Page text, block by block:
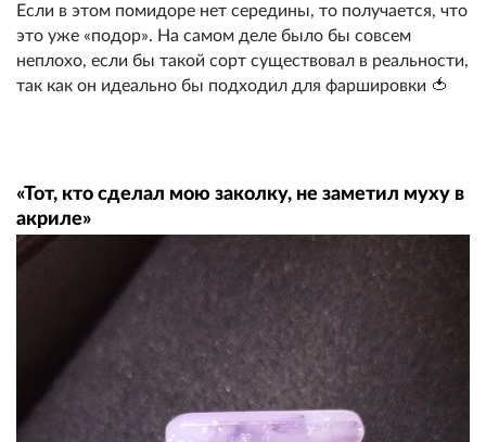
Если в этом помидоре нет середины, то получается, что
это уже «подор». На самом деле было бы совсем
неплохо, если бы такой сорт существовал в реальности,
так как он идеально бы подходил для фаршировки 🍅
«Тот, кто сделал мою заколку, не заметил муху в
акриле»